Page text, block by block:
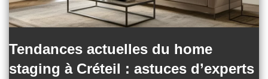
Tendances actuelles du home
staging à Créteil : astuces d’experts